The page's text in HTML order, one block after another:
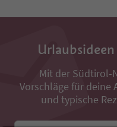
Mit der Südtirol-
Vorschläge für deine
und typische